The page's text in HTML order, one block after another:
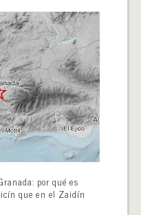
por qué es
que en el Zaidín